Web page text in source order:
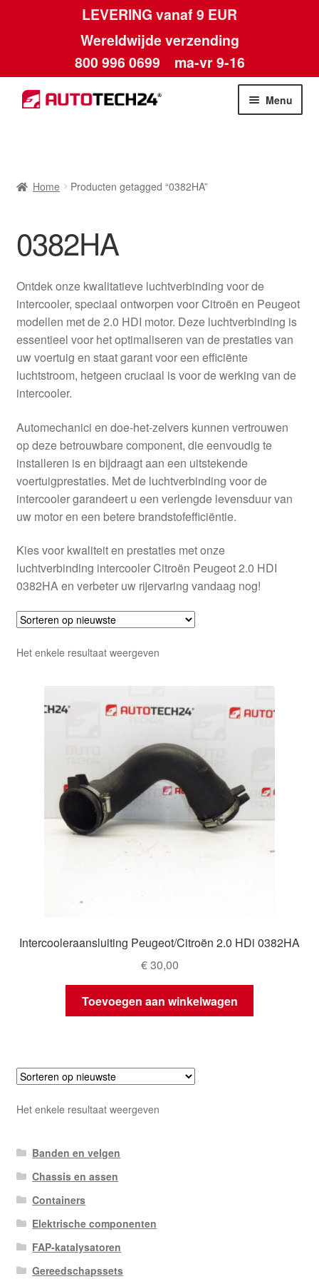
LEVERING vanaf 9 EUR
Wereldwijde verzending
800 996 0699 ma-vr 9-16
Ga
door
Ga
naar
Menu
Betalingen
Contact
Kassa
Klachten
Levering
Mijn account
Over ons
Privacybeleid
Wereldwijde verzending
Winkelwagen
Home Producten getagged “0382HA”
0382HA
Ontdek onze kwalitatieve luchtverbinding voor de
intercooler, speciaal ontworpen voor Citroën en Peugeot
modellen met de 2.0 HDI motor. Deze luchtverbinding is
essentieel voor het optimaliseren van de prestaties van
uw voertuig en staat garant voor een efficiënte
luchtstroom, hetgeen cruciaal is voor de werking van de
intercooler.
Automechanici en doe-het-zelvers kunnen vertrouwen
op deze betrouwbare component, die eenvoudig te
installeren is en bijdraagt aan een uitstekende
voertuigprestaties. Met de luchtverbinding voor de
intercooler garandeert u een verlengde levensduur van
uw motor en een betere brandstofefficiëntie.
Kies voor kwaliteit en prestaties met onze
luchtverbinding intercooler Citroën Peugeot 2.0 HDI
0382HA en verbeter uw rijervaring vandaag nog!
Het enkele resultaat weergeven
Intercooleraansluiting Peugeot/Citroën 2.0 HDi 0382HA
€30,00
Toevoegen aan winkelwagen
Het enkele resultaat weergeven
Banden en velgen
Chassis en assen
Containers
Elektrische componenten
FAP-katalysatoren
Gereedschapssets